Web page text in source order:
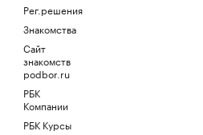
Рег.решения
Знакомства
Сайт
знакомств
podbor.ru
РБК
Компании
РБК Курсы